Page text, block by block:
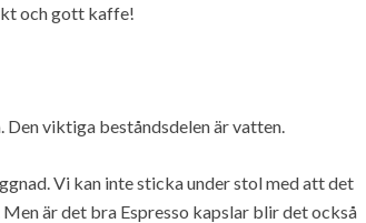
och gott kaffe!
Den viktiga beståndsdelen är vatten.
Vi kan inte sticka under stol med att det
är det bra Espresso kapslar blir det också